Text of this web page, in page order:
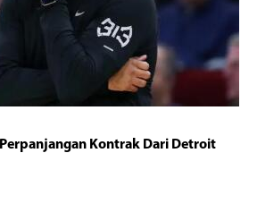
Kontrak Dari Detroit